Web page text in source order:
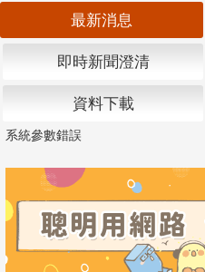
最新消息
即時新聞澄清
資料下載
系統參數錯誤